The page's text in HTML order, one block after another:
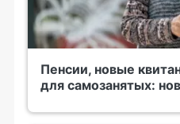
Пенсии, новые
для самозанятых: